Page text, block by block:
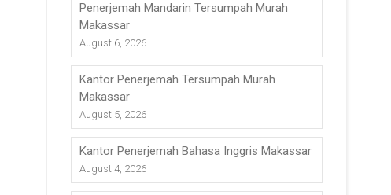
Penerjemah Mandarin Tersumpah Murah
Makassar
August 6, 2026
Kantor Penerjemah Tersumpah Murah
Makassar
August 5, 2026
Kantor Penerjemah Bahasa Inggris Makassar
August 4, 2026